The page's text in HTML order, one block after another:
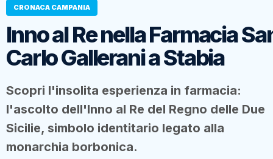
CRONACA CAMPANIA
Inno al Re nella Farmacia
Carlo Gallerani a Stabia
Scopri l'insolita esperienza in farmacia:
l'ascolto dell'Inno al Re del Regno delle Due
Sicilie, simbolo identitario legato alla
monarchia borbonica.